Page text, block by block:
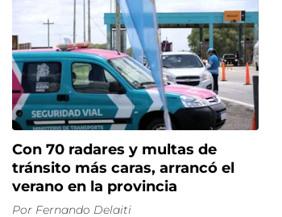
Con 70 radares y multas de
tránsito más caras, arrancó el
verano en la provincia
Por Fernando Delaiti